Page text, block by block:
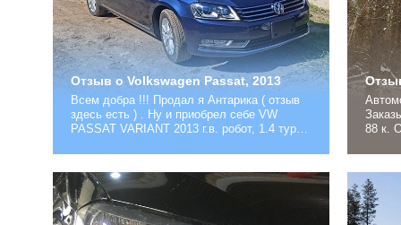
Отзыв о Volkswagen Passat, 2013
Всем добра !!! Продал я Антарика ( отзыв
здесь есть ) . Ну и приобрел себе VW
PASSAT VARIANT 2013 г.в. робот, 1.4 турбо
по приходу во Владивосток) тех кто будет
в комментах усераться доказывать, что
такого не может быть, идите сразу лесом.
Машина проверена, и...
88 к.
обгон